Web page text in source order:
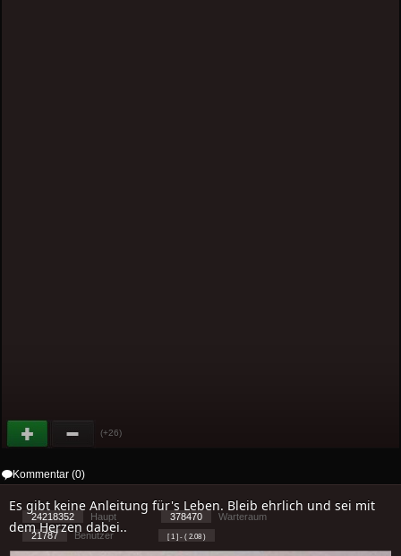
(+26)
Kommentar (0)
Es gibt keine Anleitung für's Leben. Bleib ehrlich und sei mit
dem Herzen dabei..
24218352 Haupt 378470
Warteraum
21787
Benutzer [ 1 ] - ( 2.08 )